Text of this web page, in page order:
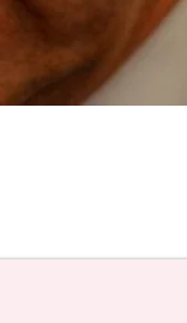
noch durch.